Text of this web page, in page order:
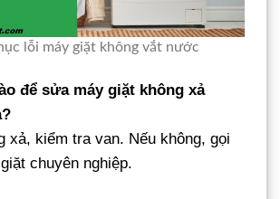
lỗi máy giặt không vắt nước
để sửa máy giặt không xả
xả, kiểm tra van. Nếu không, gọi
chuyên nghiệp.